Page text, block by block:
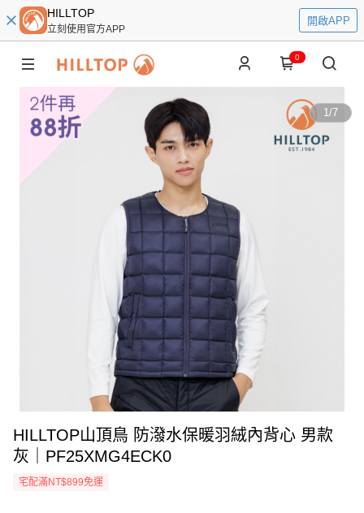
HILLTOP
立刻使用官方APP
開啟APP
0
1/7
HILLTOP山頂鳥 防潑水保暖羽絨內背心 男款
灰｜PF25XMG4ECK0
宅配滿NT$899免運